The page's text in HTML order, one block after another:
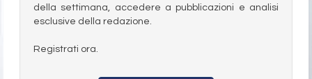
della settimana, accedere a pubblicazioni e analisi
esclusive della redazione.
Registrati ora.